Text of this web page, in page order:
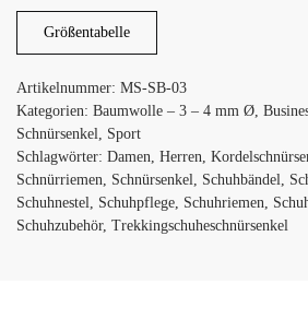
Sneakers,
Business-,
und
Leder-
Schuhe
Menge
Größentabelle
Artikelnummer: MS-SB-03
Kategorien: Baumwolle – 3 – 4 mm Ø,
Schnürsenkel, Sport
Schlagwörter: Damen, Herren,
Schnürriemen, Schnürsenkel, Schuhbändel,
Schuhnestel, Schuhpflege, Schuhriemen,
Schuhzubehör, Trekkingschuheschnürsenkel